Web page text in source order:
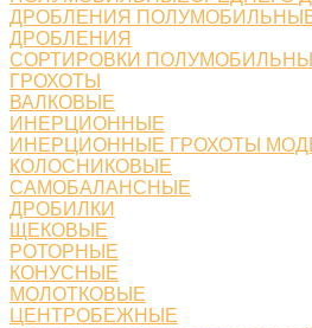
ДРОБЛЕНИЯ
ДРОБЛЕНИЯ
СОРТИРОВКИ
ГРОХОТЫ
ВАЛКОВЫЕ
ИНЕРЦИОННЫЕ
ИНЕРЦИОННЫЕ ГРОХОТЫ
КОЛОСНИКОВЫЕ
САМОБАЛАНСНЫЕ
ДРОБИЛКИ
ЩЕКОВЫЕ
РОТОРНЫЕ
КОНУСНЫЕ
МОЛОТКОВЫЕ
ЦЕНТРОБЕЖНЫЕ